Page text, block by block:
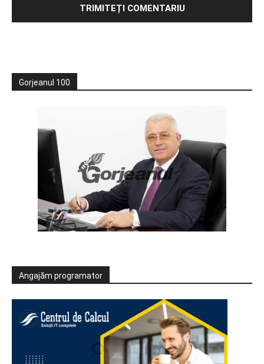
Gorjeanul 100
Angajăm programator